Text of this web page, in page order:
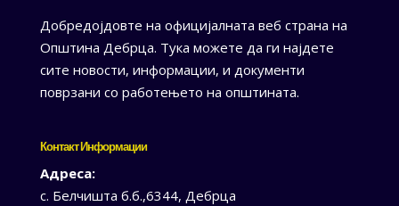
Добредојдовте на официјалната веб страна на
Општина Дебрца. Тука можете да ги најдете
сите новости, информации, и документи
поврзани со работењето на општината.
Контакт Информации
Адреса:
с. Белчишта б.б.,6344, Дебрца